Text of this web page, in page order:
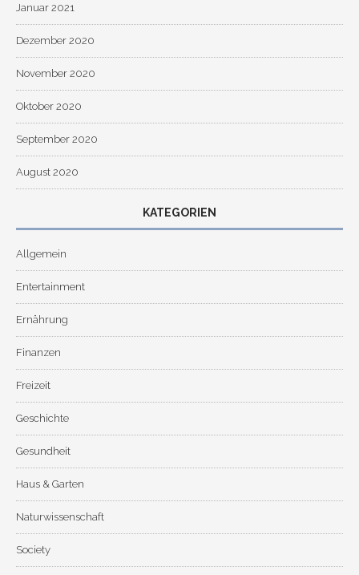
Januar 2021
Dezember 2020
November 2020
Oktober 2020
September 2020
August 2020
KATEGORIEN
Allgemein
Entertainment
Ernährung
Finanzen
Freizeit
Geschichte
Gesundheit
Haus & Garten
Naturwissenschaft
Society